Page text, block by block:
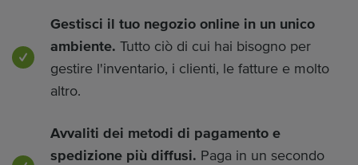
Gestisci il tuo negozio online in un unico
ambiente. Tutto ciò di cui hai bisogno per
gestire l'inventario, i clienti, le fatture e molto
altro.
Avvaliti dei metodi di pagamento e
spedizione più diffusi. Paga in un secondo